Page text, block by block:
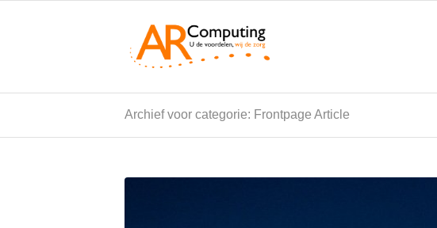
Archief voor categorie: Frontpage Article